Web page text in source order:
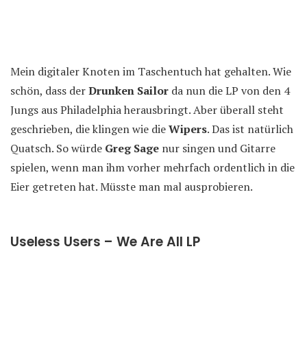
Mein digitaler Knoten im Taschentuch hat gehalten. Wie
schön, dass derDrunken Sailor da nun die LP von den 4
Jungs aus Philadelphia herausbringt. Aber überall steht
geschrieben, die klingen wie dieWipers. Das ist natürlich
Quatsch. So würde Greg Sage nur singen und Gitarre
spielen, wenn man ihm vorher mehrfach ordentlich in die
Eier getreten hat. Müsste man mal ausprobieren.
Useless Users – We Are All LP